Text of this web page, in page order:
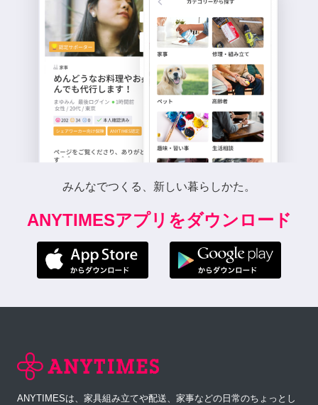
みんなでつくる、新しい暮らしかた。
ANYTIMESアプリをダウンロード
ANYTIMESは、家具組み立てや配送、家事などの日常のちょっとし